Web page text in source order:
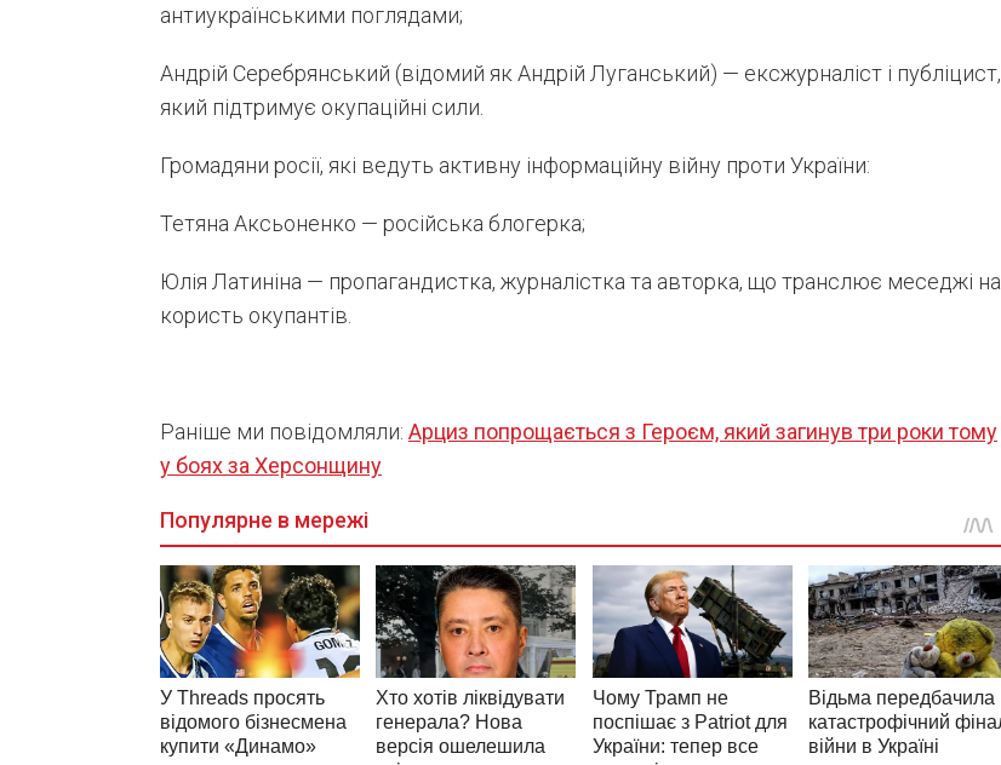
антиукраїнськими поглядами;
Андрій Серебрянський (відомий як Андрій Луганський) — ексжурналіст і публіцист,
який підтримує окупаційні сили.
Громадяни росії, які ведуть активну інформаційну війну проти України:
Тетяна Аксьоненко — російська блогерка;
Юлія Латиніна — пропагандистка, журналістка та авторка, що транслює меседжі на
користь окупантів.
Раніше ми повідомляли: Арциз попрощається з Героєм, який загинув три роки тому
у боях за Херсонщину